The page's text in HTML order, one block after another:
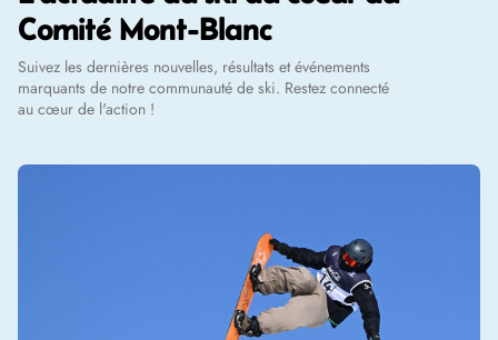
Comité Mont-Blanc
Suivez les dernières nouvelles, résultats et événements
marquants de notre communauté de ski. Restez connecté
au cœur de l'action !